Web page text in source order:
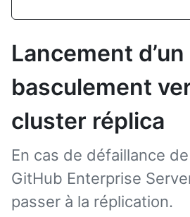
Lancement d’un
basculement
cluster réplica
En cas de défaillance
GitHub Enterprise
passer à la réplication.